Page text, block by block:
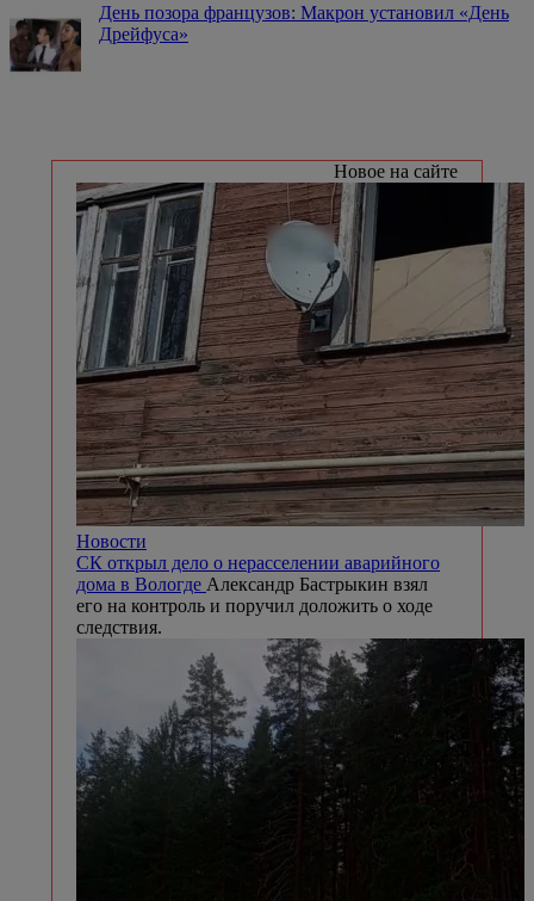
День позора французов: Макрон установил «День
Дрейфуса»
Новое на сайте
Новости
СК открыл дело о нерасселении аварийного
дома в Вологде Александр Бастрыкин взял
его на контроль и поручил доложить о ходе
следствия.